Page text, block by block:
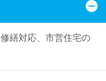
繕対応、市営住宅の